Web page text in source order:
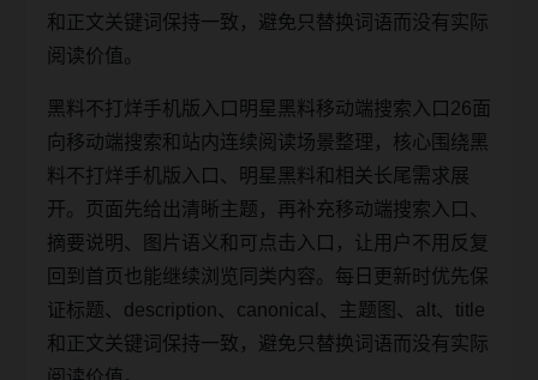
和正文关键词保持一致，避免只替换词语而没有实际
阅读价值。
黑料不打烊手机版入口明星黑料移动端搜索入口26面
向移动端搜索和站内连续阅读场景整理，核心围绕黑
料不打烊手机版入口、明星黑料和相关长尾需求展
开。页面先给出清晰主题，再补充移动端搜索入口、
摘要说明、图片语义和可点击入口，让用户不用反复
回到首页也能继续浏览同类内容。每日更新时优先保
证标题、description、canonical、主题图、alt、title
和正文关键词保持一致，避免只替换词语而没有实际